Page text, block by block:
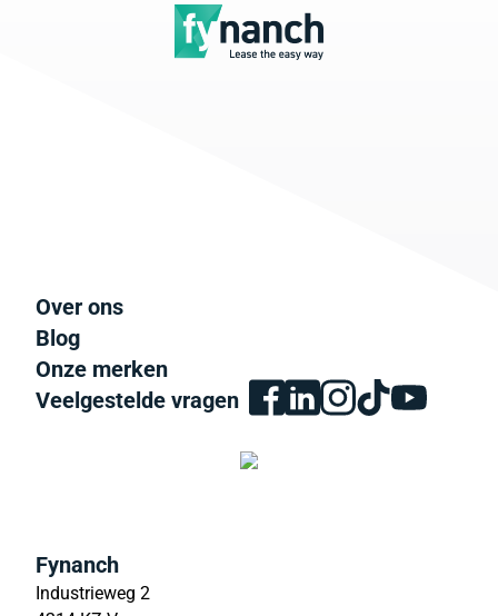
Over ons
Blog
Onze merken
Veelgestelde vragen
Fynanch
Industrieweg 2